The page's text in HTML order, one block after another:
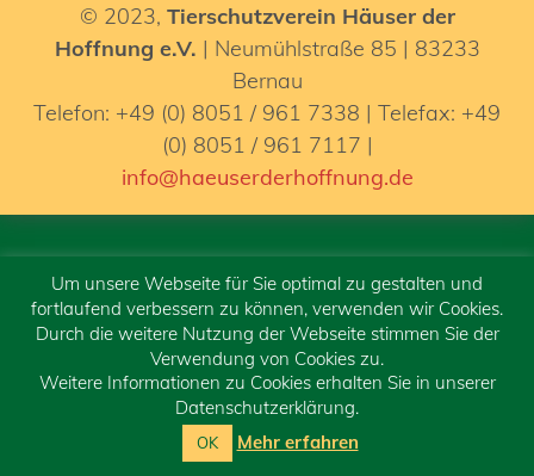
© 2023, Tierschutzverein Häuser der
Hoffnung e.V. | Neumühlstraße 85 | 83233
Bernau
Telefon: +49 (0) 8051 / 961 7338 | Telefax: +49
(0) 8051 / 961 7117 |
info@haeuserderhoffnung.de
Home
Tagebuch
2019
2020
Um unsere Webseite für Sie optimal zu gestalten und
fortlaufend verbessern zu können, verwenden wir Cookies.
Durch die weitere Nutzung der Webseite stimmen Sie der
Verwendung von Cookies zu.
Weitere Informationen zu Cookies erhalten Sie in unserer
Datenschutzerklärung.
OK Mehr erfahren